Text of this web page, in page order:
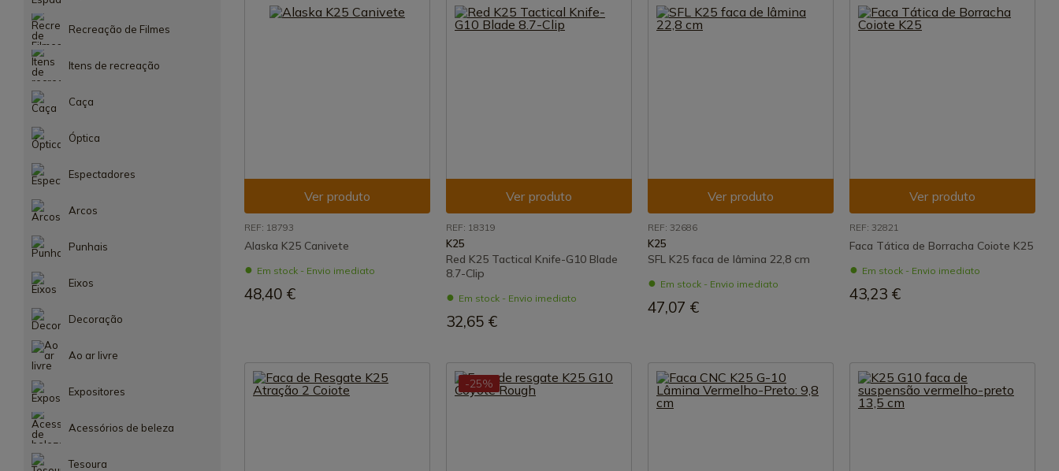
Recreação de Filmes
Itens de recreação
Caça
Óptica
Espectadores
Arcos
Punhais
Eixos
Decoração
Ao ar livre
Expositores
Acessórios de beleza
Tesoura
Ver produto
REF: 18793
Alaska K25 Canivete
Em stock - Envio imediato
48,40 €
Ver produto
REF: 18319
K25
Red K25 Tactical Knife-G10 Blade
8.7-Clip
Em stock - Envio imediato
32,65 €
Ver produto
REF: 32686
K25
SFL K25 faca de lâmina 22,8 cm
Em stock - Envio imediato
47,07 €
Ver produto
REF: 32821
Faca Tática de Borracha Coiote K25
Em stock - Envio imediato
43,23 €
-25%